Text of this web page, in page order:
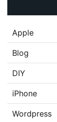
Apple
Blog
DIY
iPhone
Wordpress